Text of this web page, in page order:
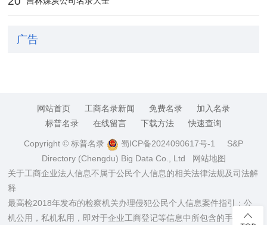
广告
网站首页 工商名录新闻 免费名录
加入名录
标普名录
在线留言 下载方法 快速查询
Copyright © 标普名录 蜀ICP备2024090617号-1 S&P
Directory (Chengdu) Big Data Co., Ltd
网站地图
关于工商企业法人信息不属于公民个人信息的相关法律法规及司法解
释
最高检2018年发布的检察机关办理侵犯公民个人信息案件指引：公
机公用，私机私用，即对于企业工商登记等信息中所包含的手机、电